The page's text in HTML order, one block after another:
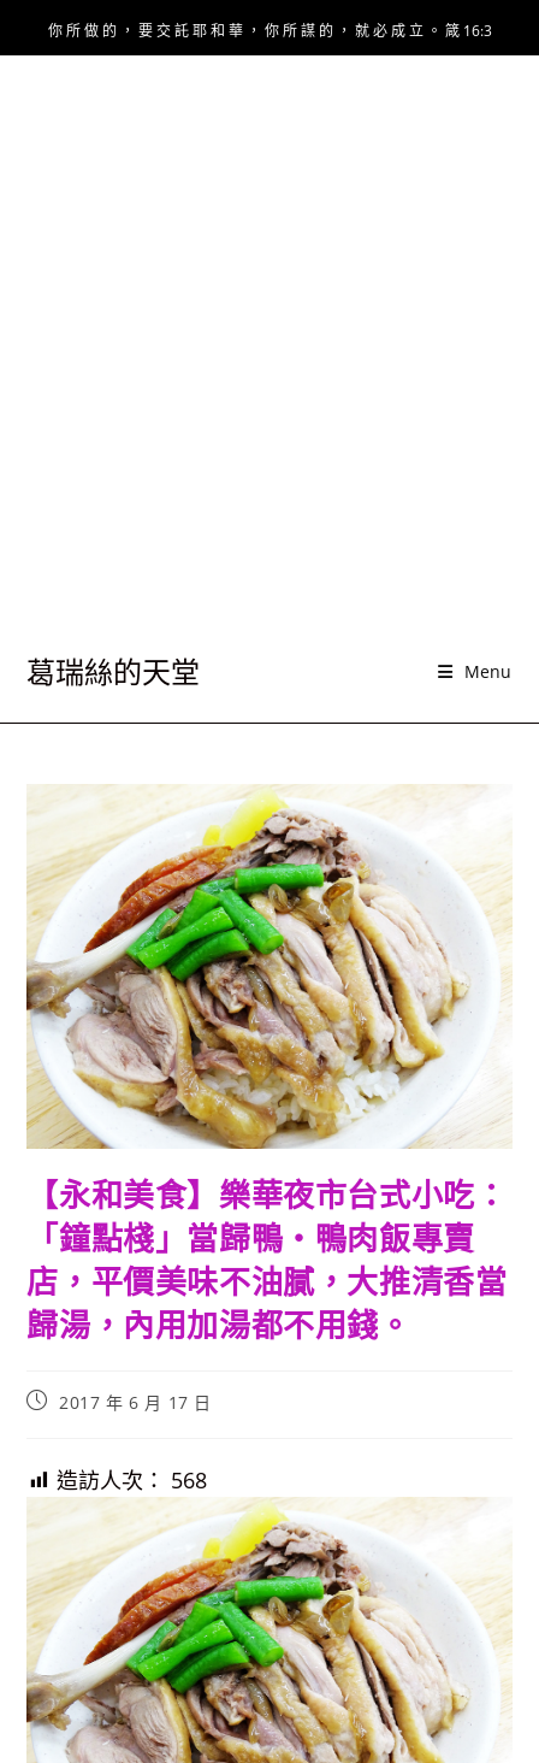
你 所 做 的 ， 要 交 託 耶 和 華 ， 你 所 謀 的 ， 就 必 成 立 。 箴 16:3
葛瑞絲的天堂 Menu
【永和美食】樂華夜市台式小吃：
「鐘點棧」當歸鴨‧鴨肉飯專賣
店，平價美味不油膩，大推清香當
歸湯，內用加湯都不用錢。
Post2017 年 6 月 17 日
造訪人次： 568